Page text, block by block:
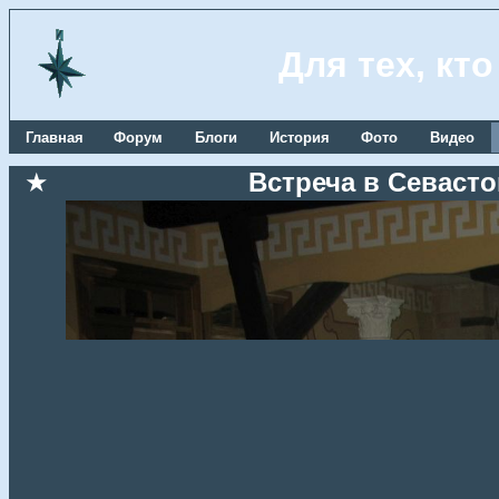
Для тех,
Главная Форум Блоги История Фото Видео
★ Встреча в